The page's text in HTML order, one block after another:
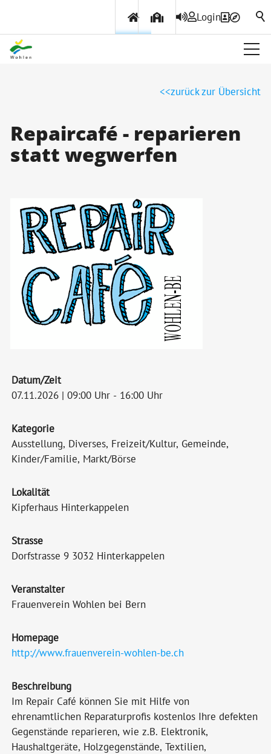
Login
Politik & Verwaltung
Themen & Services
zurück zur Übersicht
Repaircafé - reparieren
statt wegwerfen
Datum/Zeit
07.11.2026 | 09:00 Uhr - 16:00 Uhr
Kategorie
Ausstellung, Diverses, Freizeit/Kultur, Gemeinde,
Kinder/Familie, Markt/Börse
Lokalität
Kipferhaus Hinterkappelen
Strasse
Dorfstrasse 9 3032 Hinterkappelen
Veranstalter
Frauenverein Wohlen bei Bern
Homepage
http://www.frauenverein-wohlen-be.ch
Beschreibung
Im Repair Café können Sie mit Hilfe von
ehrenamtlichen Reparaturprofis kostenlos Ihre defekten
Gegenstände reparieren, wie z.B. Elektronik,
Haushaltgeräte, Holzgegenstände, Textilien,